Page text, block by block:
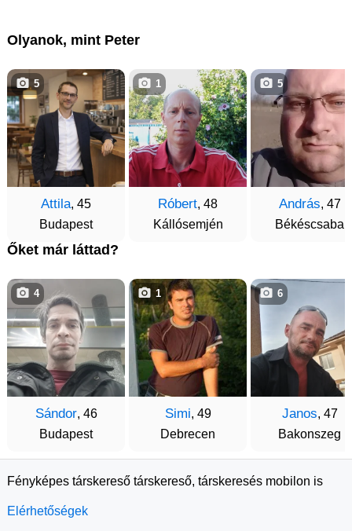
Olyanok, mint Peter
Attila, 45
Budapest
5
Róbert, 48
Kállósemjén
1
András, 47
Békéscsaba
5
Őket már láttad?
Sándor, 46
Budapest
4
Simi, 49
Debrecen
1
Janos, 47
Bakonszeg
6
Fényképes társkereső társkereső, társkeresés mobilon is
Elérhetőségek